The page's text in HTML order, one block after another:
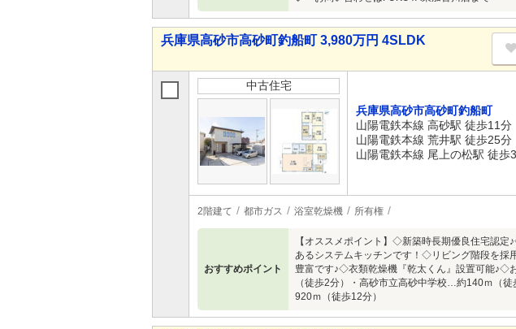
兵庫県高砂市高砂町釣船町 3,980万円 4SLDK
中古住宅
兵庫県高砂市高砂町釣船町
山陽電鉄本線 高砂駅 徒歩11分
山陽電鉄本線 荒井駅 徒歩25分
山陽電鉄本線 尾上の松駅 徒歩
2階建て 都市ガス 浴室乾燥機 所有権
おすすめポイント
【オススメポイント】◇新築時長期優良住宅認
あるシステムキッチンです！◇リビング階段を採
豊富です♪◇衣類乾燥機『乾太くん』設置可能♪◇
（徒歩2分）・高砂市立高砂中学校…約140ｍ（
920ｍ（徒歩12分）